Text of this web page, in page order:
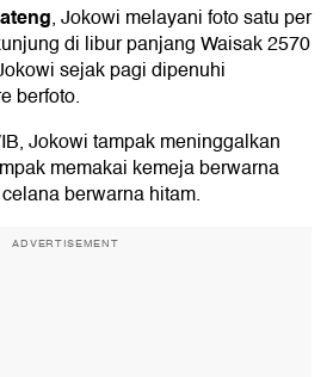
, Jokowi melayani foto satu per
di libur panjang Waisak 2570
sejak pagi dipenuhi
berfoto.
Jokowi tampak meninggalkan
memakai kemeja berwarna
berwarna hitam.
ADVERTISEMENT